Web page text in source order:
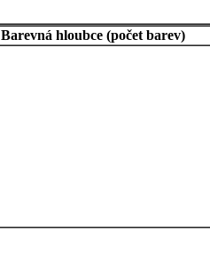
Barevná hloubce (počet barev)